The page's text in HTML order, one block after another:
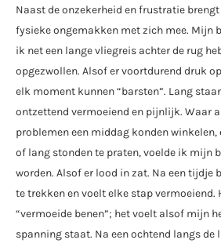
Naast de onzekerheid en frustratie
fysieke ongemakken met zich mee. Mijn
ik net een lange vliegreis achter de rug
opgezwollen. Alsof er voortdurend druk
elk moment kunnen “barsten”. Lang
ontzettend vermoeiend en pijnlijk. Waar
problemen een middag konden winkelen,
of lang stonden te praten, voelde ik mijn
worden. Alsof er lood in zat. Na een tijdje
te trekken en voelt elke stap vermoeiend.
“vermoeide benen”; het voelt alsof mijn
spanning staat. Na een ochtend langs de